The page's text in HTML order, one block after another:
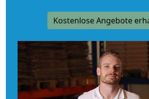
Kostenlose Angebote